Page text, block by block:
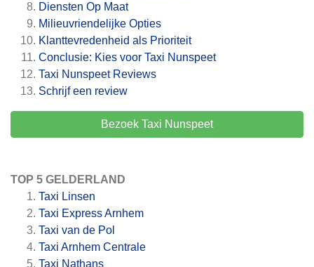
Diensten Op Maat
Milieuvriendelijke Opties
Klanttevredenheid als Prioriteit
Conclusie: Kies voor Taxi Nunspeet
Taxi NunspeetReviews
Schrijf een review
Bezoek Taxi Nunspeet
TOP 5 GELDERLAND
Taxi Linsen
Taxi Express Arnhem
Taxi van de Pol
Taxi Arnhem Centrale
Taxi Nathans